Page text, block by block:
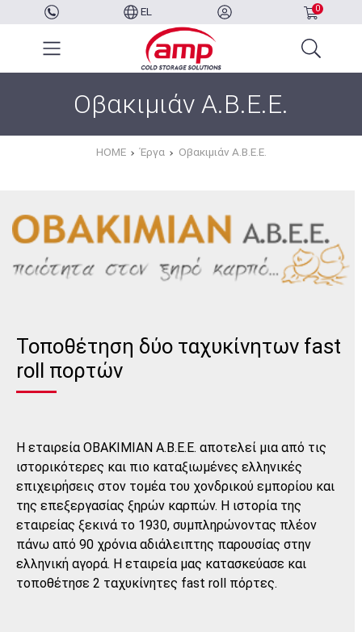
EL 0
Οβακιμιάν Α.Β.Ε.Ε.
HOME Έργα Οβακιμιάν Α.Β.Ε.Ε.
Τοποθέτηση δύο ταχυκίνητων fast
roll πορτών
Η εταιρεία ΟΒΑΚΙΜΙΑΝ Α.Β.Ε.Ε. αποτελεί μια από τις
ιστορικότερες και πιο καταξιωμένες ελληνικές
επιχειρήσεις στον τομέα του χονδρικού εμπορίου και
της επεξεργασίας ξηρών καρπών. Η ιστορία της
εταιρείας ξεκινά το 1930, συμπληρώνοντας πλέον
πάνω από 90 χρόνια αδιάλειπτης παρουσίας στην
ελληνική αγορά. Η εταιρεία μας κατασκεύασε και
τοποθέτησε 2 ταχυκίνητες fast roll πόρτες.